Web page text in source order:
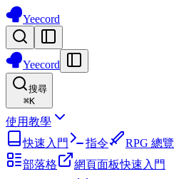
Yeecord
Yeecord
搜尋
⌘K
使用教學
快速入門
指令
RPG 總覽
部落格
網頁面板快速入門